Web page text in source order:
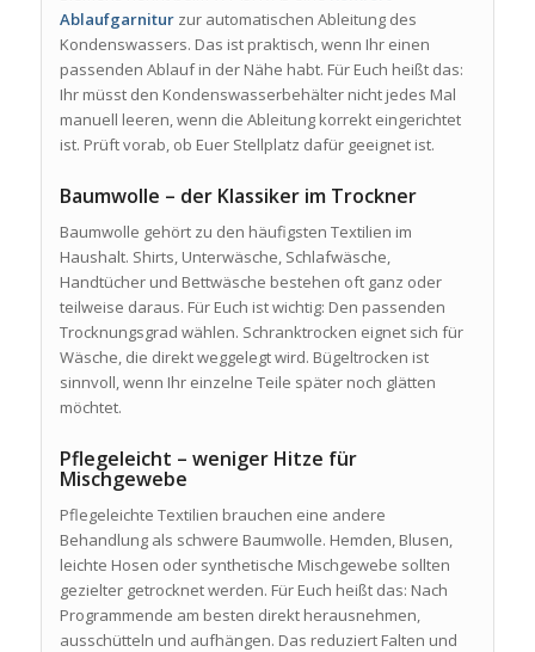
Ablaufgarniturzur automatischen Ableitung des
Kondenswassers. Das ist praktisch, wenn Ihr einen
passenden Ablauf in der Nähe habt. Für Euch heißt das:
Ihr müsst den Kondenswasserbehälter nicht jedes Mal
manuell leeren, wenn die Ableitung korrekt eingerichtet
ist. Prüft vorab, ob Euer Stellplatz dafür geeignet ist.
Baumwolle – der Klassiker im Trockner
Baumwolle gehört zu den häufigsten Textilien im
Haushalt. Shirts, Unterwäsche, Schlafwäsche,
Handtücher und Bettwäsche bestehen oft ganz oder
teilweise daraus. Für Euch ist wichtig: Den passenden
Trocknungsgrad wählen. Schranktrocken eignet sich für
Wäsche, die direkt weggelegt wird. Bügeltrocken ist
sinnvoll, wenn Ihr einzelne Teile später noch glätten
möchtet.
Pflegeleicht – weniger Hitze für
Mischgewebe
Pflegeleichte Textilien brauchen eine andere
Behandlung als schwere Baumwolle. Hemden, Blusen,
leichte Hosen oder synthetische Mischgewebe sollten
gezielter getrocknet werden. Für Euch heißt das: Nach
Programmende am besten direkt herausnehmen,
ausschütteln und aufhängen. Das reduziert Falten und